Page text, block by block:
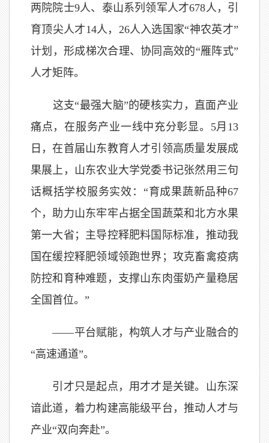
两院院士9人、泰山系列领军人才678人，引
育顶尖人才14人，26人入选国家“神农英才”
计划，形成梯次合理、协同高效的“雁阵式”
人才矩阵。
这支“最强大脑”的硬核实力，直面产业
痛点，在服务产业一线中充分彰显。5月13
日，在首届山东教育人才引领高质量发展成
果展上，山东农业大学党委书记张然用三句
话概括学校服务实效：“育成果蔬新品种67
个，助力山东牢牢占据全国蔬菜和北方水果
第一大省；主导控释肥料国际标准，推动我
国在缓控释肥领域领跑世界；攻克畜禽疫病
防控和育种难题，支撑山东肉蛋奶产量稳居
全国首位。”
——平台赋能，构筑人才与产业融合的
“高速通道”。
引才只是起点，用才才是关键。山东深
谙此道，着力构建高能级平台，推动人才与
产业“双向奔赴”。